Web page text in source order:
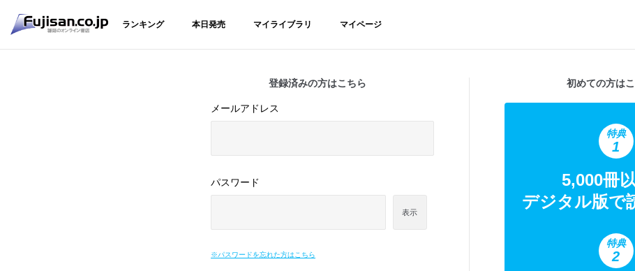
ランキング 本日発売 マイライブラリ マイページ
登録済みの方はこちら
メールアドレス
パスワード
表示
※パスワードを忘れた方はこちら
初めての方は
特典
1
5,000冊
デジタル版で
特典
2